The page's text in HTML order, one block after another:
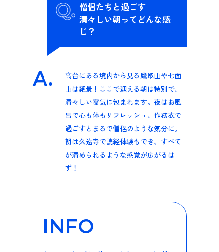
僧侶たちと過ごす
清々しい朝ってどんな感
じ？
A.
高台にある境内から見る鷹取山や七面
山は絶景！ここで迎える朝は特別で、
清々しい霊気に包まれます。夜はお風
呂で心も体もリフレッシュ、作務衣で
過ごすとまるで僧侶のような気分に。
朝は久遠寺で読経体験もでき、すべて
が清められるような感覚が広がるは
ず！
INFO